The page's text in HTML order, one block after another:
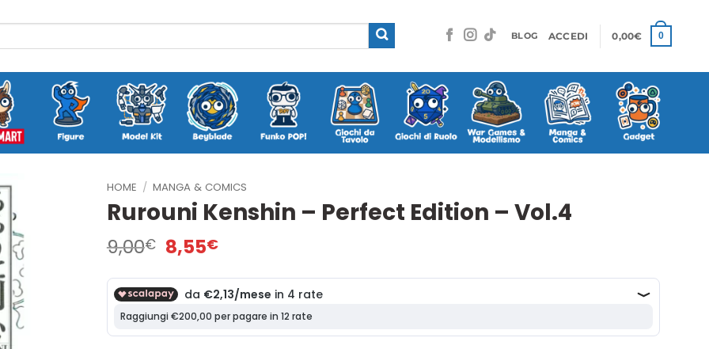
BLOG ACCEDI 0,00€ 0
HOME / MANGA & COMICS
Rurouni Kenshin – Perfect Edition – Vol.4
9,00€ Il
prezzo
originale
era:
9,00€.
8,55€Il
attuale
è:
8,55€.